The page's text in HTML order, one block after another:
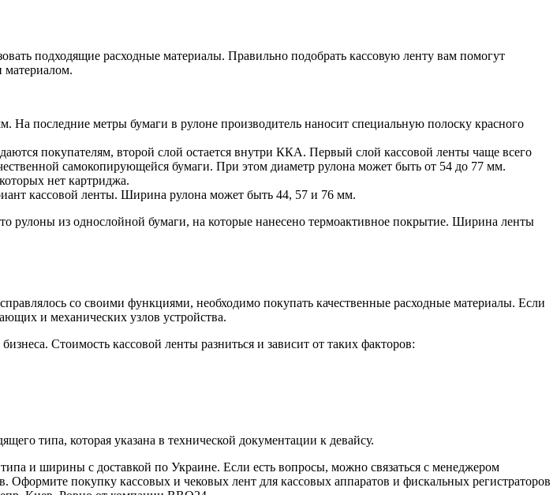
подходящие расходные материалы. Правильно подобрать кассовую ленту вам помогут
материалом.
последние метры бумаги в рулоне производитель наносит специальную полоску красного
покупателям, второй слой остается внутри ККА. Первый слой кассовой ленты чаще всего
самокопирующейся бумаги. При этом диаметр рулона может быть от 54 до 77 мм.
нет картриджа.
кассовой ленты. Ширина рулона может быть 44, 57 и 76 мм.
рулоны из однослойной бумаги, на которые нанесено термоактивное покрытие. Ширина ленты
со своими функциями, необходимо покупать качественные расходные материалы. Если
и механических узлов устройства.
Стоимость кассовой ленты разниться и зависит от таких факторов:
типа, которая указана в технической документации к девайсу.
и ширины с доставкой по Украине. Если есть вопросы, можно связаться с менеджером
Оформите покупку кассовых и чековых лент для кассовых аппаратов и фискальных регистраторов